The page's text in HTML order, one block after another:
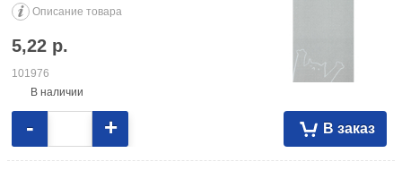
Описание товара
5,22 р.
101976
В наличии
В заказ
- +